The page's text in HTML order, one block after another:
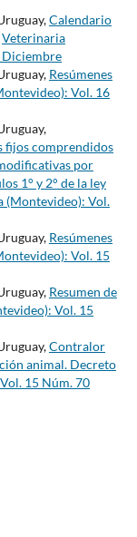
Calendario
Veterinaria
Diciembre
Resúmenes
Vol. 16
fijos comprendidos
por
1° y 2° de la ley
(Montevideo): Vol.
Resúmenes
Vol. 15
Resumen de
Vol. 15
Contralor
animal. Decreto
15 Núm. 70